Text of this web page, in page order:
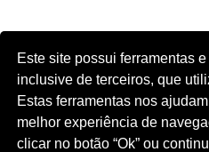
Este site possui ferramentas
inclusive de terceiros, que
Estas ferramentas nos
melhor experiência de
clicar no botão “Ok” ou